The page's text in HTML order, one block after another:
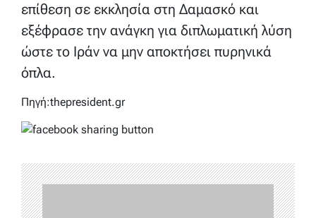
επίθεση σε εκκλησία στη Δαμασκό και
εξέφρασε την ανάγκη για διπλωματική λύση
ώστε το Ιράν να μην αποκτήσει πυρηνικά
όπλα.
Πηγή:thepresident.gr